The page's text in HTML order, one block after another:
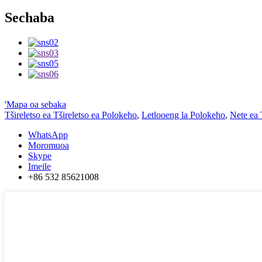
Sechaba
'Mapa oa sebaka
Tšireletso ea Tšireletso ea Polokeho, Letlooeng la Polokeho, Nete ​​ea
WhatsApp
Moromuoa
Skype
Imeile
+86 532 85621008